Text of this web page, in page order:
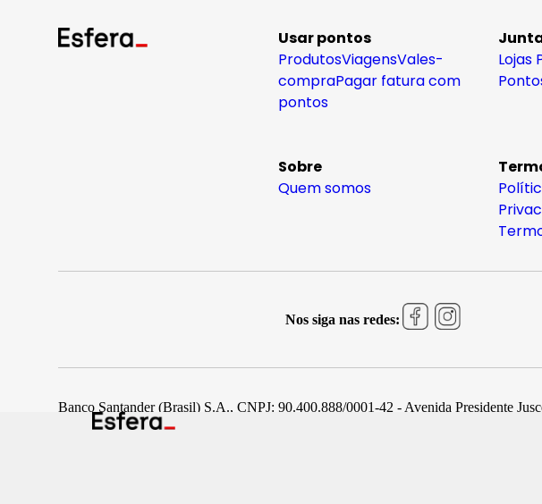
Usar pontos
ProdutosViagensVales-
compraPagar fatura com
pontos
Lojas
Sobre
Quem somos
Nos siga nas redes:
Banco Santander (Brasil) S.A., CNPJ: 90.400.888/0001-42 - Avenida Presidente